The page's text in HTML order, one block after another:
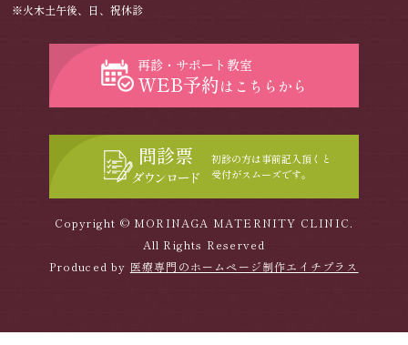
※火木土午後、日、祝休診
再診・サポート教室
WEB予約はこちらから
問診票
ダウンロード
初診の方は事前記入頂くと
受付がスムーズです。
Copyright © MORINAGA MATERNITY CLINIC.
All Rights Reserved
Produced by 医療専門のホームページ制作エイチプラス